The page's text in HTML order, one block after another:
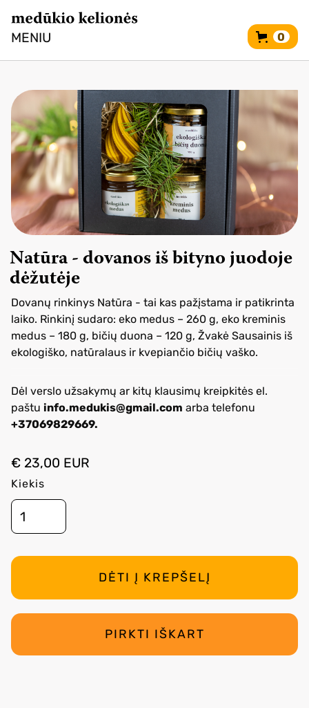
MENIU 0
Natūra - dovanos iš bityno juodoje
dėžutėje
Dovanų rinkinys Natūra - tai kas pažįstama ir patikrinta
laiko. Rinkinį sudaro: eko medus – 260 g, eko kreminis
medus – 180 g, bičių duona – 120 g, Žvakė Sausainis iš
ekologiško, natūralaus ir kvepiančio bičių vaško.
Dėl verslo užsakymų ar kitų klausimų kreipkitės el.
paštu info.medukis@gmail.com arba telefonu
+37069829669.
€ 23,00 EUR
Kiekis
PIRKTI IŠKART